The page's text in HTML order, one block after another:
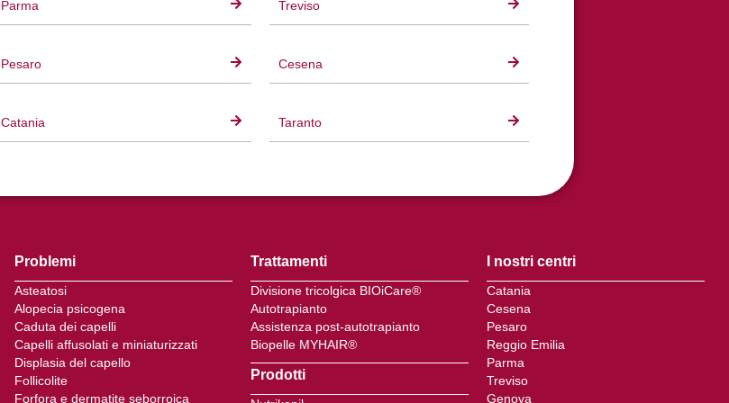
Parma Treviso
Pesaro Cesena
Catania Taranto
Problemi
Asteatosi
Alopecia psicogena
Caduta dei capelli
Capelli affusolati e miniaturizzati
Displasia del capello
Follicolite
Forfora e dermatite seborroica
Trattamenti
Divisione tricolgica BIOiCare®
Autotrapianto
Assistenza post-autotrapianto
Biopelle MYHAIR®
Prodotti
I nostri centri
Catania
Cesena
Pesaro
Reggio Emilia
Parma
Treviso
Genova